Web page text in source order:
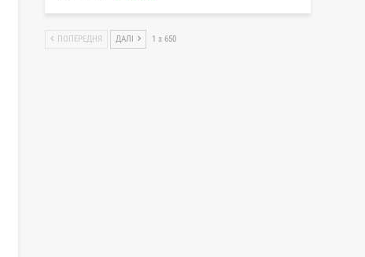
ПОПЕРЕДНЯ ДАЛІ 1 з 650